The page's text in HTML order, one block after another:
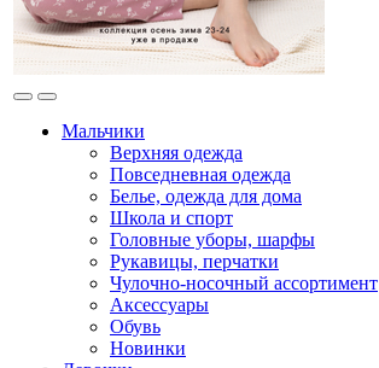
Мальчики
Верхняя одежда
Повседневная одежда
Белье, одежда для дома
Школа и спорт
Головные уборы, шарфы
Рукавицы, перчатки
Чулочно-носочный ассортимент
Аксессуары
Обувь
Новинки